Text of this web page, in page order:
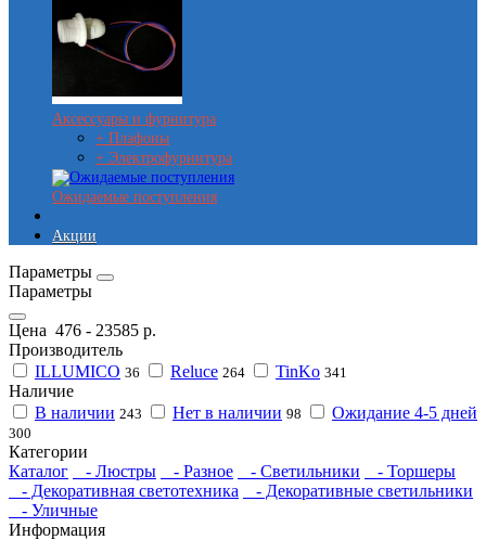
Аксессуары и фурнитура
+ Плафоны
+ Электрофурнитура
Ожидаемые поступления
Акции
Параметры
Параметры
Цена 476 - 23585 р.
Производитель
ILLUMICO 36 Reluce 264 TinKo 341
Наличие
В наличии 243 Нет в наличии 98 Ожидание 4-5 дней
300
Категории
Каталог
- Люстры - Разное - Светильники
- Торшеры
- Декоративная светотехника
- Декоративные светильники
- Уличные
Информация